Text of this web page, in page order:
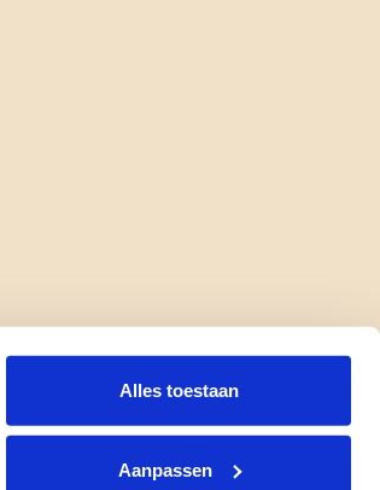
Alles toestaan
Aanpassen